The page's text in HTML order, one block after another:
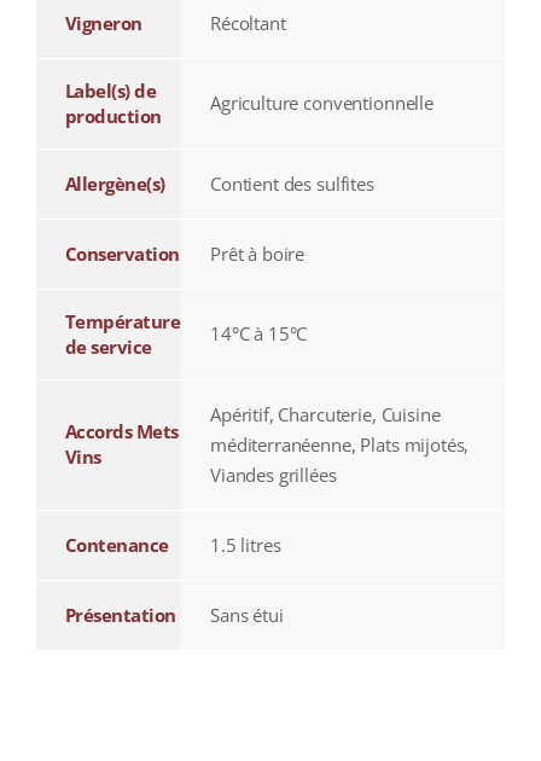
Vigneron Récoltant
Label(s) de
production
Agriculture conventionnelle
Allergène(s) Contient des sulfites
Conservation Prêt à boire
Température
de service
14°C à 15°C
Accords Mets
Vins
Apéritif, Charcuterie, Cuisine
méditerranéenne, Plats mijotés,
Viandes grillées
Contenance 1.5 litres
Présentation Sans étui